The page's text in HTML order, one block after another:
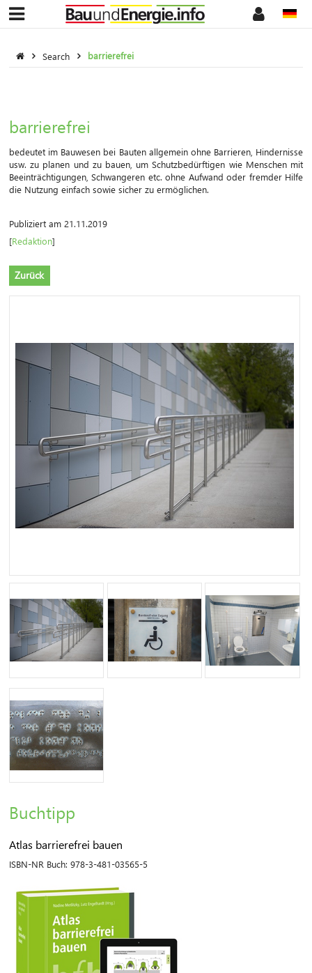
Search barrierefrei
barrierefrei
bedeutet im Bauwesen bei Bauten allgemein ohne Barrieren, Hindernisse
usw. zu planen und zu bauen, um Schutzbedürftigen wie Menschen mit
Beeinträchtigungen, Schwangeren etc. ohne Aufwand oder fremder Hilfe
die Nutzung einfach sowie sicher zu ermöglichen.
Publiziert am 21.11.2019
[Redaktion]
Zurück
Buchtipp
Atlas barrierefrei bauen
ISBN-NR Buch: 978-3-481-03565-5